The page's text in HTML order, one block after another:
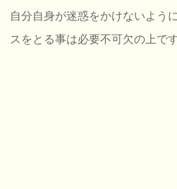
自分自身が迷惑をかけないよう
スをとる事は必要不可欠の上です